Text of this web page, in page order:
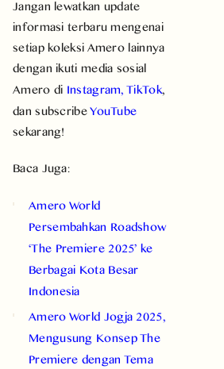
Jangan lewatkan update
informasi terbaru mengenai
setiap koleksi Amero lainnya
dengan ikuti media sosial
Amero di Instagram,TikTok,
dan subscribeYouTube
sekarang!
Baca Juga:
Amero World
Persembahkan Roadshow
‘The Premiere 2025’ ke
Berbagai Kota Besar
Indonesia
Amero World Jogja 2025,
Mengusung Konsep The
Premiere dengan Tema